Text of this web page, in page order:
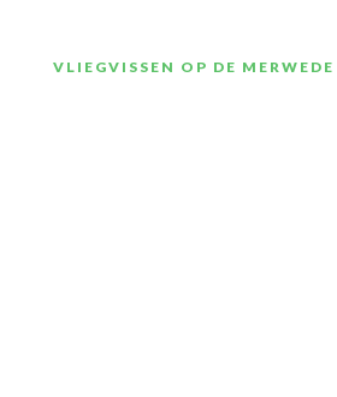
VLIEGVISSEN OP DE MERWEDE